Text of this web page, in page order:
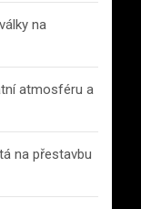
na
atmosféru a
na přestavbu